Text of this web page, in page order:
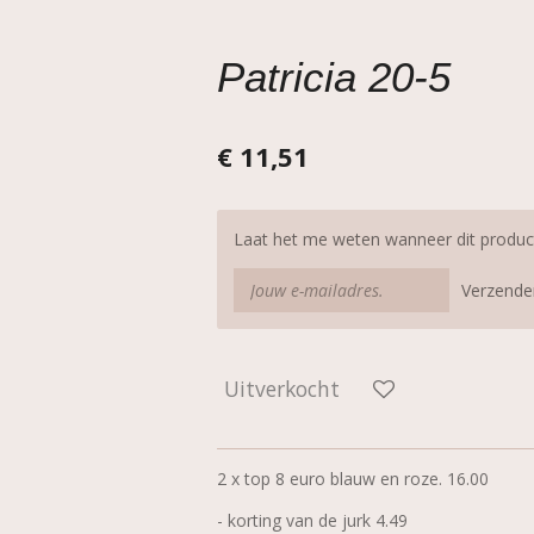
Patricia 20-5
€ 11,51
Laat het me weten wanneer dit
Uitverkocht
2 x top 8 euro blauw en roze. 16.00
- korting van de jurk 4.49